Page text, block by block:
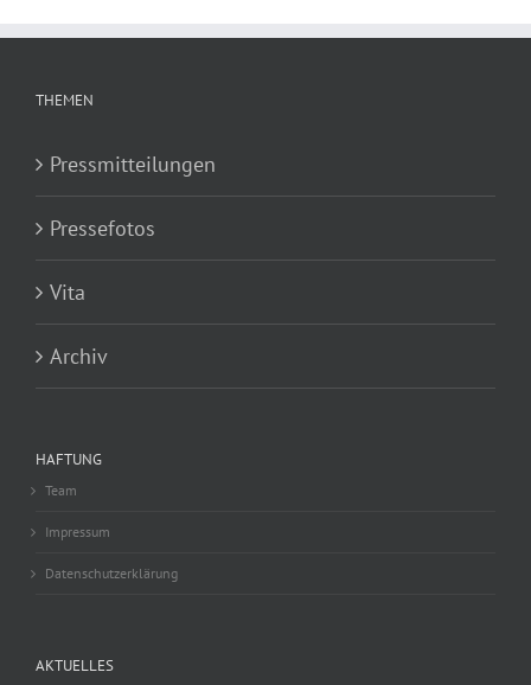
THEMEN
Pressmitteilungen
Pressefotos
Vita
Archiv
HAFTUNG
Team
Impressum
Datenschutzerklärung
AKTUELLES